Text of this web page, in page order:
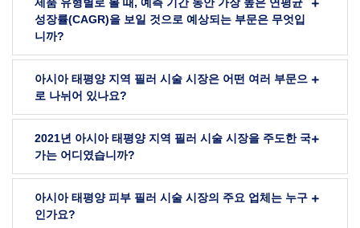
성장률(CAGR)을 보일 것으로 예상되는 부문은 무엇입
니까?
아시아 태평양 지역 필러 시술 시장은 어떤 여러 부문으
로 나뉘어 있나요?
2021년 아시아 태평양 지역 필러 시술 시장을 주도한 국
가는 어디였습니까?
아시아 태평양 피부 필러 시술 시장의 주요 업체는 누구
인가요?